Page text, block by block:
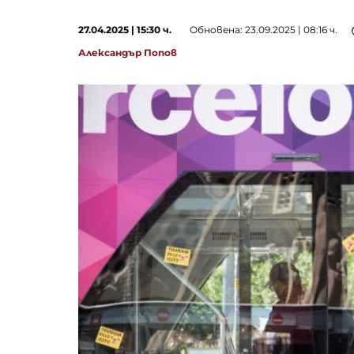
27.04.2025 | 15:30 ч.
Обновена: 23.09.2025 | 08:16 ч.
Александър Попов